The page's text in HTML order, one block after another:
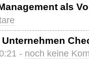
als
- noch keine